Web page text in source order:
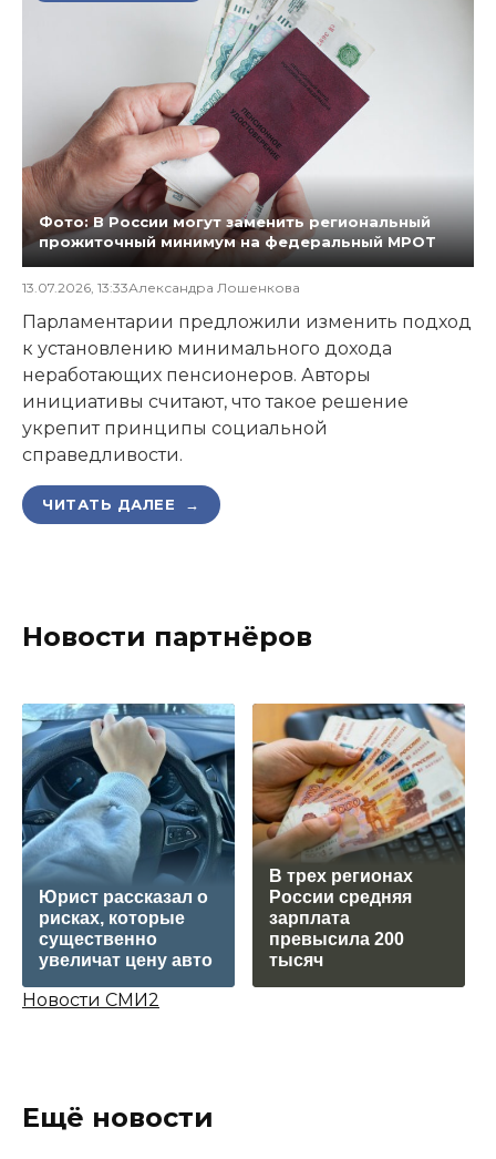
Фото: В России могут заменить региональный
прожиточный минимум на федеральный МРОТ
13.07.2026, 13:33Александра Лошенкова
Парламентарии предложили изменить подход
к установлению минимального дохода
неработающих пенсионеров. Авторы
инициативы считают, что такое решение
укрепит принципы социальной
справедливости.
ЧИТАТЬ ДАЛЕЕ →
Новости партнёров
Юрист рассказал о
рисках, которые
существенно
увеличат цену авто
В трех регионах
России средняя
зарплата
превысила 200
тысяч
Новости СМИ2
Ещё новости